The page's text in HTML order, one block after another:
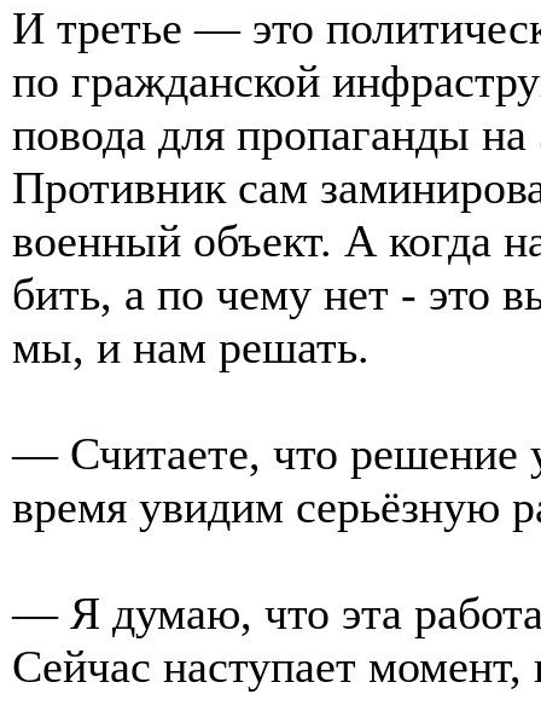
И третье — это
по гражданской
повода для пропаганды
Противник сам
военный объект. А когда
бить, а по чему нет - это
мы, и нам решать.
— Считаете, что решение
время увидим серьёзную
— Я думаю, что эта
Сейчас наступает